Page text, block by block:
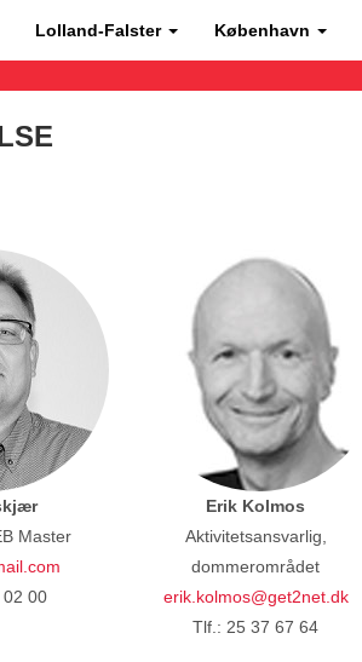
Lolland-Falster København
Master
00
Erik Kolmos
Aktivitetsansvarlig,
dommerområdet
erik.kolmos@get2net.dk
Tlf.: 25 37 67 64